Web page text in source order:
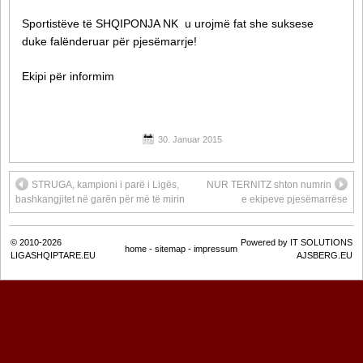
Sportistëve të SHQIPONJA NK u urojmë fat she suksese
duke falënderuar për pjesëmarrje!
Ekipi për informim
30. Januar 2015
STRUGA, kampioni i parë i Ligës,
bashkangjitet në garën për më të mirin
NUR TERNITZ shton numrin
e ekipeve pjesëmarrëse
© 2010-2026
LIGASHQIPTARE.EU
home - sitemap - impressum
Powered by IT SOLUTIONS
AJSBERG.EU